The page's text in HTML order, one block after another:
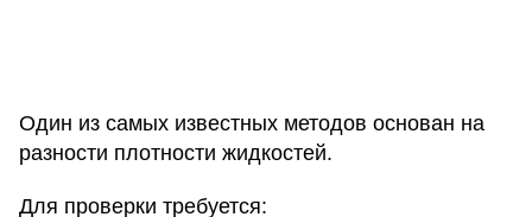
Один из самых известных методов основан на
разности плотности жидкостей.
Для проверки требуется: